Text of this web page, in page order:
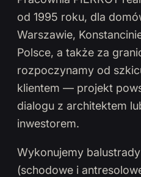
od 1995 roku, dla
Warszawie,
Polsce, a także za
rozpoczynamy od
klientem — projekt
dialogu z architektem
inwestorem.
Wykonujemy balustrady
(schodowe i